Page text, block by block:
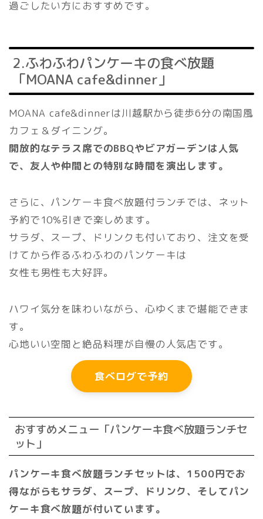
過ごしたい方におすすめです。
2.ふわふわパンケーキの食べ放題
「MOANA cafe&dinner」
MOANA cafe&dinnerは川越駅から徒歩6分の南国風
カフェ＆ダイニング。
開放的なテラス席でのBBQやビアガーデンは人気
で、友人や仲間との特別な時間を演出します。
さらに、パンケーキ食べ放題付ランチでは、ネット
予約で10%引きで楽しめます。
サラダ、スープ、ドリンクも付いており、注文を受
けてから作るふわふわのパンケーキは
女性も男性も大好評。
ハワイ気分を味わいながら、心ゆくまで堪能できま
す。
心地いい空間と絶品料理が自慢の人気店です。
食べログで予約
おすすめメニュー「パンケーキ食べ放題ランチセ
ット」
パンケーキ食べ放題ランチセットは、1500円でお
得ながらもサラダ、スープ、
ドリンク、そしてパン
ケーキ食べ放題が付いています。